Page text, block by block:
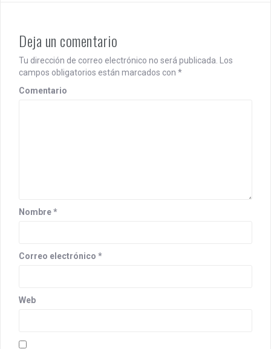
Deja un comentario
Tu dirección de correo electrónico no será publicada.
Los
campos obligatorios están marcados con *
Comentario
Nombre*
Correo electrónico *
Web